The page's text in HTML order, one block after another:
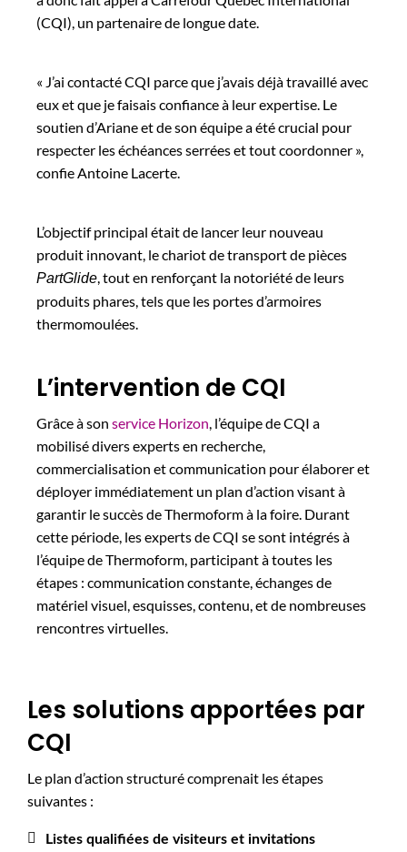
(CQI), un partenaire de longue date.
« J’ai contacté CQI parce que j’avais déjà travaillé avec
eux et que je faisais confiance à leur expertise. Le
soutien d’Ariane et de son équipe a été crucial pour
respecter les échéances serrées et tout coordonner »,
confie Antoine Lacerte.
L’objectif principal était de lancer leur nouveau
produit innovant, le chariot de transport de pièces
PartGlide , tout en renforçant la notoriété de leurs
produits phares, tels que les portes d’armoires
thermomoulées.
L’intervention de CQI
Grâce à son service Horizon , l’équipe de CQI a
mobilisé divers experts en recherche,
commercialisation et communication pour élaborer et
déployer immédiatement un plan d’action visant à
garantir le succès de Thermoform à la foire. Durant
cette période, les experts de CQI se sont intégrés à
l’équipe de Thermoform, participant à toutes les
étapes : communication constante, échanges de
matériel visuel, esquisses, contenu, et de nombreuses
rencontres virtuelles.
Les solutions apportées par
CQI
Le plan d’action structuré comprenait les étapes
suivantes :
Listes qualifiées de visiteurs et invitations